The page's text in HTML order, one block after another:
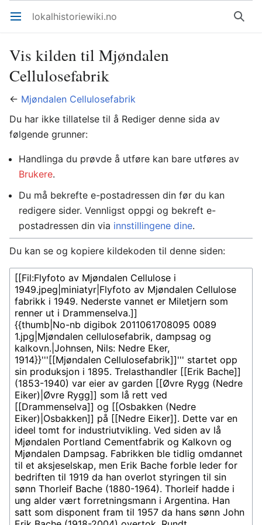
Åpne hovedmenyen lokalhistoriewiki.no Søk
Vis kilden til Mjøndalen
Cellulosefabrik
← Mjøndalen Cellulosefabrik
Du har ikke tillatelse til å Rediger denne sida av
følgende grunner:
Handlinga du prøvde å utføre kan bare utføres av
Brukere.
Du må bekrefte e-postadressen din før du kan
redigere sider. Vennligst oppgi og bekreft e-
postadressen din via innstillingene dine.
Du kan se og kopiere kildekoden til denne siden: